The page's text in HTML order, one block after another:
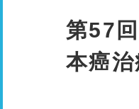
第57
本癌